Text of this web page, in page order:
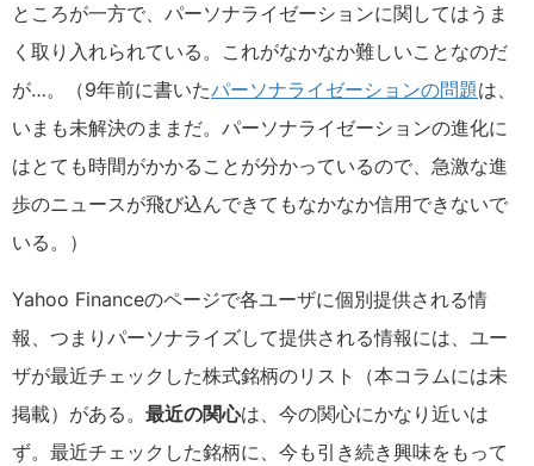
ところが一方で、パーソナライゼーションに関してはうま
く取り入れられている。これがなかなか難しいことなのだ
が…。（9年前に書いたパーソナライゼーションの問題は、
いまも未解決のままだ。パーソナライゼーションの進化に
はとても時間がかかることが分かっているので、急激な進
歩のニュースが飛び込んできてもなかなか信用できないで
いる。）
Yahoo Financeのページで各ユーザに個別提供される情
報、つまりパーソナライズして提供される情報には、ユー
ザが最近チェックした株式銘柄のリスト（本コラムには未
掲載）がある。 最近の関心は、今の関心にかなり近いは
ず。最近チェックした銘柄に、今も引き続き興味をもって